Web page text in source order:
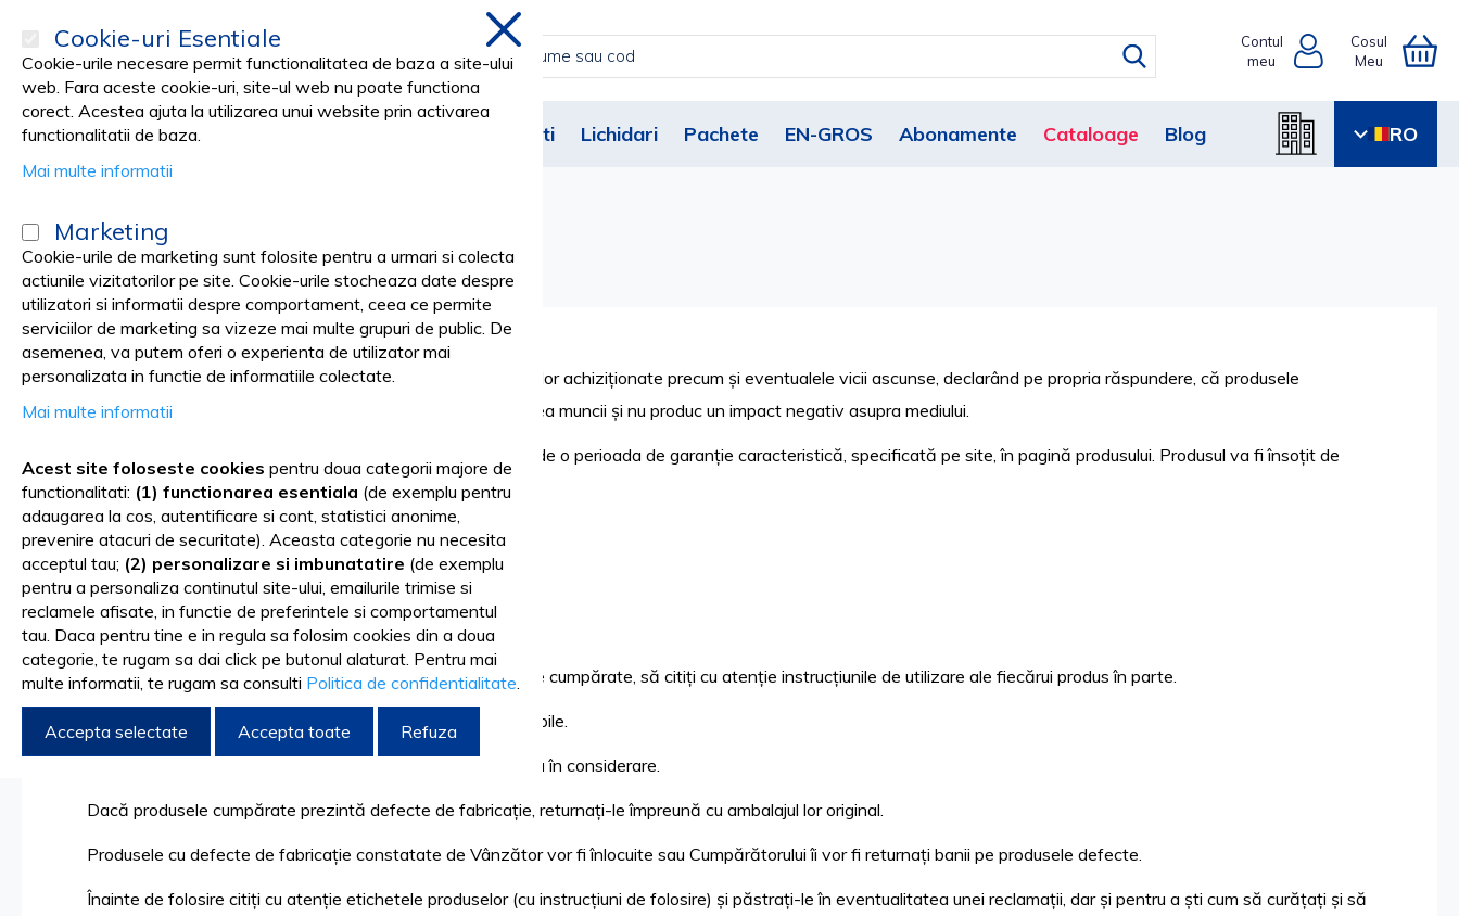
Contul
meu
RO
Cosul
Meu
PRODUSE Noutati Lichidari Pachete EN-GROS Abonamente Cataloage Blog
Garantie
Vetro Design asigură și garantează conformitatea produselor achiziționate precum și eventualele vicii ascunse, declarând pe propria răspundere, că produsele
comercializate nu pun în pericol viață, sănătatea, securitatea muncii și nu produc un impact negativ asupra mediului.
Produsele cumpărate prin intermediul site-ului beneficiază de o perioada de garanție caracteristică, specificată pe site, în pagină produsului. Produsul va fi însoțit de
certificat de garanție.
Reclamații
Va rugăm ca înainte de folosire să verificați toate produsele cumpărate, să citiți cu atenție instrucțiunile de utilizare ale fiecărui produs în parte.
Verificați produsele achiziționate de eventuale defecte vizibile.
Reclamațiile primite după ce produsul a fost folosit nu se iau în considerare.
Dacă produsele cumpărate prezintă defecte de fabricație, returnați-le împreună cu ambalajul lor original.
Produsele cu defecte de fabricație constatate de Vânzător vor fi înlocuite sau Cumpărătorului îi vor fi returnați banii pe produsele defecte.
Înainte de folosire citiți cu atenție etichetele produselor (cu instrucțiuni de folosire) și păstrați-le în eventualitatea unei reclamații, dar și pentru a ști cum să curățați și să
inchide
Cookie-uri Esentiale
Cookie-urile necesare permit functionalitatea de baza a site-ului
web. Fara aceste cookie-uri, site-ul web nu poate functiona
corect. Acestea ajuta la utilizarea unui website prin activarea
functionalitatii de baza.
Mai multe informatii
Marketing
Cookie-urile de marketing sunt folosite pentru a urmari si colecta
actiunile vizitatorilor pe site. Cookie-urile stocheaza date despre
utilizatori si informatii despre comportament, ceea ce permite
serviciilor de marketing sa vizeze mai multe grupuri de public. De
asemenea, va putem oferi o experienta de utilizator mai
personalizata in functie de informatiile colectate.
Mai multe informatii
Acest site foloseste cookies pentru doua categorii majore de
functionalitati: (1) functionarea esentiala (de exemplu pentru
adaugarea la cos, autentificare si cont, statistici anonime,
prevenire atacuri de securitate). Aceasta categorie nu necesita
acceptul tau; (2) personalizare si imbunatatire (de exemplu
pentru a personaliza continutul site-ului, emailurile trimise si
reclamele afisate, in functie de preferintele si comportamentul
tau. Daca pentru tine e in regula sa folosim cookies din a doua
categorie, te rugam sa dai click pe butonul alaturat. Pentru mai
multe informatii, te rugam sa consulti Politica de confidentialitate.
Accepta selectate Accepta toate Refuza